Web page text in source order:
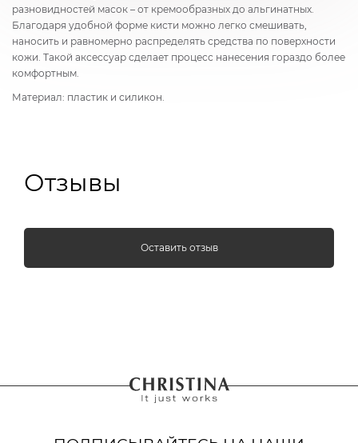
разновидностей масок – от кремообразных до альгинатных.
Благодаря удобной форме кисти можно легко смешивать,
наносить и равномерно распределять средства по поверхности
кожи. Такой аксессуар сделает процесс нанесения гораздо более
комфортным.
Материал: пластик и силикон.
Отзывы
Оставить отзыв